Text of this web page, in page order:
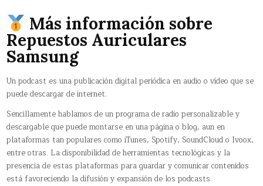
Más información sobre
Repuestos Auriculares
Samsung
Un podcast es una publicación digital periódica en audio o vídeo que se
puede descargar de internet.
Sencillamente hablamos de un programa de radio personalizable y
descargable que puede montarse en una página o blog, aun en
plataformas tan populares como iTunes, Spotify, SoundCloud o Ivoox,
entre otras. La disponibilidad de herramientas tecnológicas y la
presencia de estas plataformas para guardar y comunicar contenidos
está favoreciendo la difusión y expansión de los podcasts.